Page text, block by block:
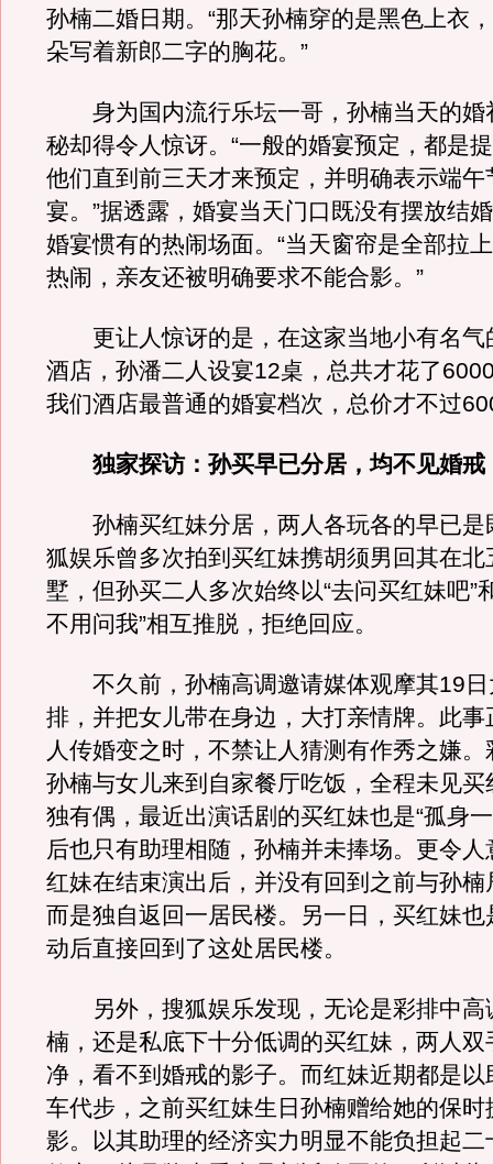
孙楠二婚日期。“那天孙楠穿的是黑色上衣
朵写着新郎二字的胸花。”
身为国内流行乐坛一哥，孙楠当天的婚
秘却得令人惊讶。“一般的婚宴预定，都是
他们直到前三天才来预定，并明确表示端午
宴。”据透露，婚宴当天门口既没有摆放结
婚宴惯有的热闹场面。“当天窗帘是全部拉
热闹，亲友还被明确要求不能合影。”
更让人惊讶的是，在这家当地小有名气
酒店，孙潘二人设宴12桌，总共才花了
我们酒店最普通的婚宴档次，总价才不过
独家探访：孙买早已分居，均不见婚戒
孙楠买红妹分居，两人各玩各的早已是
狐娱乐曾多次拍到买红妹携胡须男回其在北
墅，但孙买二人多次始终以“去问买红妹吧”
不用问我”相互推脱，拒绝回应。
不久前，孙楠高调邀请媒体观摩其19日
排，并把女儿带在身边，大打亲情牌。此事
人传婚变之时，不禁让人猜测有作秀之嫌
孙楠与女儿来到自家餐厅吃饭，全程未见买
独有偶，最近出演话剧的买红妹也是“孤身
后也只有助理相随，孙楠并未捧场。更令
红妹在结束演出后，并没有回到之前与孙楠
而是独自返回一居民楼。另一日，买红妹也
动后直接回到了这处居民楼。
另外，搜狐娱乐发现，无论是彩排中高
楠，还是私底下十分低调的买红妹，两人双
净，看不到婚戒的影子。而红妹近期都是以
车代步，之前买红妹生日孙楠赠给她的保时
影。以其助理的经济实力明显不能负担起二